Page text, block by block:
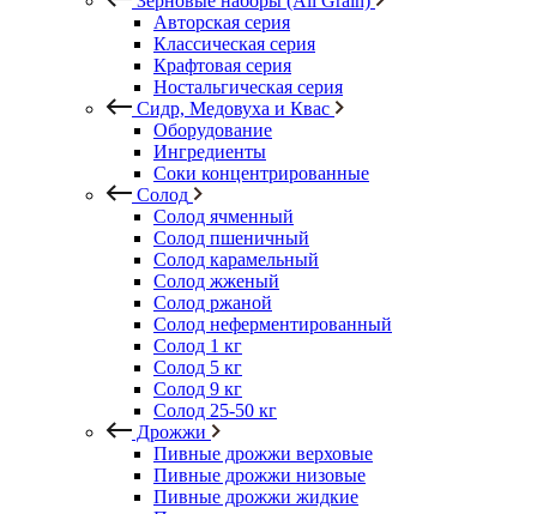
Авторская серия
Классическая серия
Крафтовая серия
Ностальгическая серия
Сидр, Медовуха и Квас
Оборудование
Ингредиенты
Соки концентрированные
Солод
Солод ячменный
Солод пшеничный
Солод карамельный
Солод жженый
Солод ржаной
Солод неферментированный
Солод 1 кг
Солод 5 кг
Солод 9 кг
Солод 25-50 кг
Дрожжи
Пивные дрожжи верховые
Пивные дрожжи низовые
Пивные дрожжи жидкие